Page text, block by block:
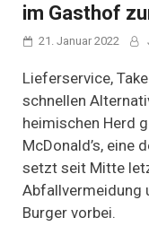
im Gasthof
21. Januar 2022
Lieferservice,
schnellen
heimischen Herd
McDonald’s, eine
setzt seit Mitte
Abfallvermeidung
Burger vorbei.